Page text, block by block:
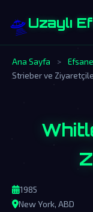
🛸Uzaylı
Ana Sayfa >
Strieber ve
1985
New York, ABD